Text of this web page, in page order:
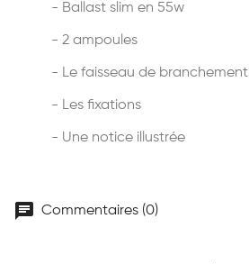
- Ballast slim en 55w
- 2 ampoules
- Le faisseau de branchement
- Les fixations
- Une notice illustrée
chat Commentaires (0)